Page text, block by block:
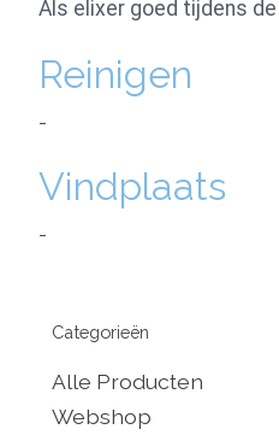
Als elixer goed tijdens
Reinigen
-
Vindplaats
-
Categorieën
Alle Producten
Webshop